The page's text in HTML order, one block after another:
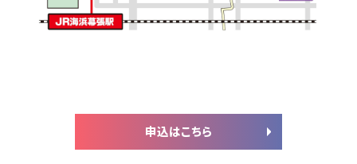
申込はこちら